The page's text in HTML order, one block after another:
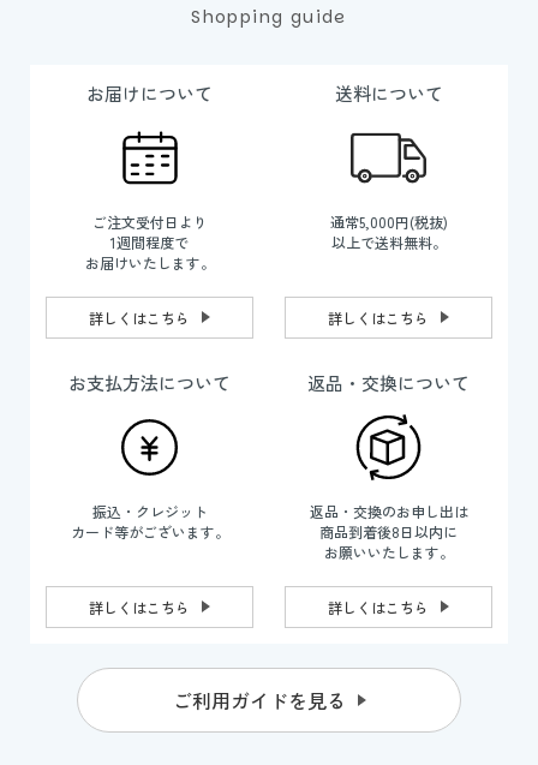
Shopping guide
お届けについて
ご注文受付日より
1週間程度で
お届けいたします。
詳しくはこちら
送料について
通常5,000円(税抜)
以上で送料無料。
詳しくはこちら
お支払方法について
振込・クレジット
カード等がございます。
詳しくはこちら
返品・交換について
返品・交換のお申し出は
商品到着後8日以内に
お願いいたします。
詳しくはこちら
ご利用ガイドを見る